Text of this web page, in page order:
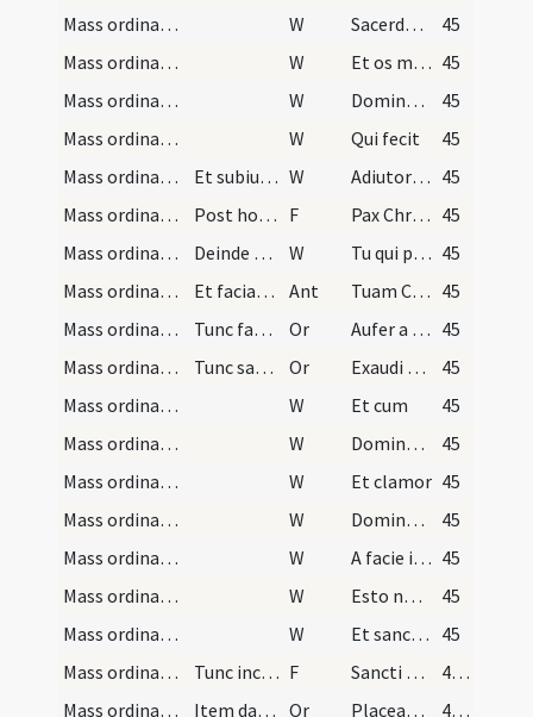
Mass ordinary/confession/16
W Sacerdotes tui
45
Mass ordinary/access/27
W Et os meum 45
Mass ordinary/access/26
W Domine labia mea aperies
45
Mass ordinary/access/25
W Qui fecit
45
Mass ordinary/access/24
Et subiungat W Adiutorium 45
Mass ordinary/access/6
Post hoc faciat crucem super evangelium de offici… F Pax Christi et Ecclesiae quam Dominus per evangelium suum nobis tradidit conservet et confirmet corda et corpora nostra in vitam aeternam 45
Mass ordinary/access/5
Deinde accedat ad librum et osculetur vulnus in p… W Tu qui passus es pro nobis in Cruce miserere nobis 45
Mass ordinary/access/4
Et faciat crucem in medio altaris et osculetur di… Ant Tuam Crucem adoramus Domine tuam gloriosam recolimus passionem 45
Mass ordinary/access/3
Tunc faciendo crucem ante se ascendat ad altare d… Or Aufer a nobis quaesumus Domine cunctas iniquitates nostras 45
Mass ordinary/confession/2
Tunc sacerdos elevatis oculis ac manibus dicat co… Or Exaudi quaesumus Domine supplicum preces et confitentium
45
Mass ordinary/confession/23
W Et cum
45
Mass ordinary/confession/22
W Dominus vobiscum
45
Mass ordinary/confession/21
W Et clamor 45
Mass ordinary/confession/20
W Domine exaudi
45
Mass ordinary/confession/19
W A facie inimici 45
Mass ordinary/confession/18
W Esto nobis Domine
45
Mass ordinary/confession/17
W Et sancti tui exsultent 45
Mass ordinary/access/28
Tunc incipiat introitum F Sancti Spiritus assit nobis gratia
46 (8r)
Mass ordinary/dismissal/7
Item data benedictione himiliter se inclinet in m… Or Placeat tibi sancta Trinitas obsequium servitutis meae 46 (8r)